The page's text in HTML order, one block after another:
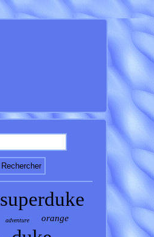
superduke
adventure orange